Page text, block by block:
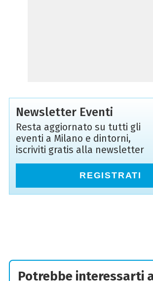
Newsletter Eventi
Resta aggiornato su tutti gli
eventi a Milano e dintorni,
iscriviti gratis alla newsletter
REGISTRATI
Potrebbe interessarti